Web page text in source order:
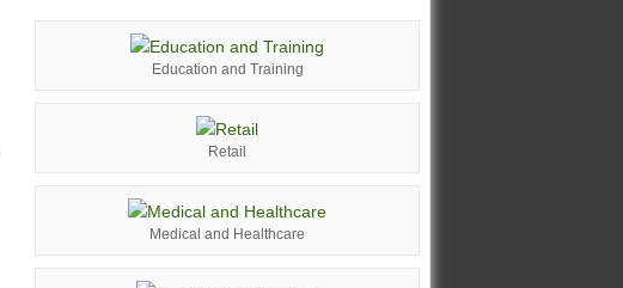
Education and Training
Retail
Medical and Healthcare